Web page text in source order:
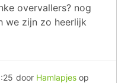
overvallers? nog
we zijn zo heerlijk
door Hamlapjes op